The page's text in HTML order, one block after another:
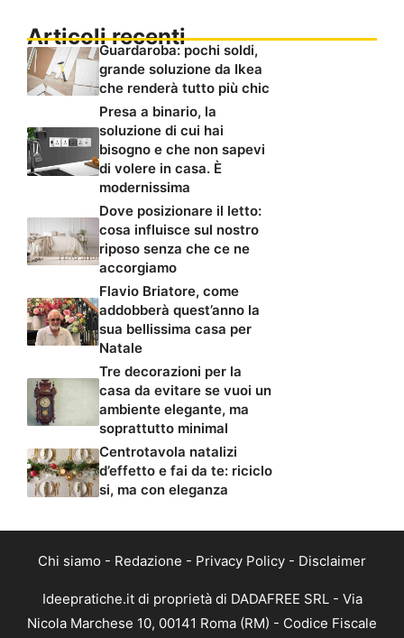
Articoli recenti
Guardaroba: pochi soldi,
grande soluzione da Ikea
che renderà tutto più chic
Presa a binario, la
soluzione di cui hai
bisogno e che non sapevi
di volere in casa. È
modernissima
Dove posizionare il letto:
cosa influisce sul nostro
riposo senza che ce ne
accorgiamo
Flavio Briatore, come
addobberà quest’anno la
sua bellissima casa per
Natale
Tre decorazioni per la
casa da evitare se vuoi un
ambiente elegante, ma
soprattutto minimal
Centrotavola natalizi
d’effetto e fai da te: riciclo
si, ma con eleganza
Chi siamo - Redazione - Privacy Policy - Disclaimer
Ideepratiche.it di proprietà di DADAFREE SRL - Via
Nicola Marchese 10, 00141 Roma (RM) - Codice Fiscale